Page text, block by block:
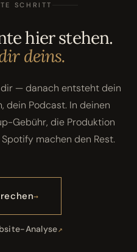
SCHRITT
hier stehen.
deins.
— danach entsteht dein
dein Podcast. In deinen
Gebühr, die Produktion
machen den Rest.
Analyse